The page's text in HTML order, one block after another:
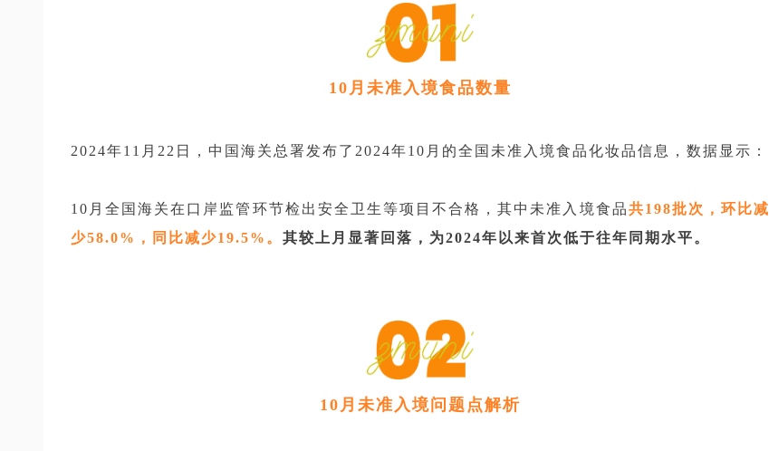
10月未准入境食品数量
2024年11月22日，中国海关总署发布了2024年10月的全国未准入境食品化妆品信息，数据显示：
10月全国海关在口岸监管环节检出安全卫生等项目不合格，其中未准入境食品共198批次，环比减
少58.0%，同比减少19.5%。 其较上月显著回落，为2024年以来首次低于往年同期水平。
10月未准入境问题点解析